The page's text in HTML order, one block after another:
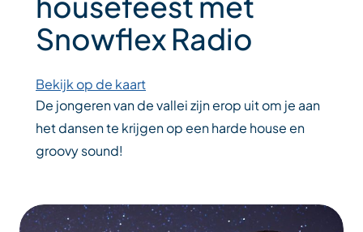
Snowflex Radio
Bekijk op de kaart
De jongeren van de vallei zijn erop uit om je aan
het dansen te krijgen op een harde house en
groovy sound!